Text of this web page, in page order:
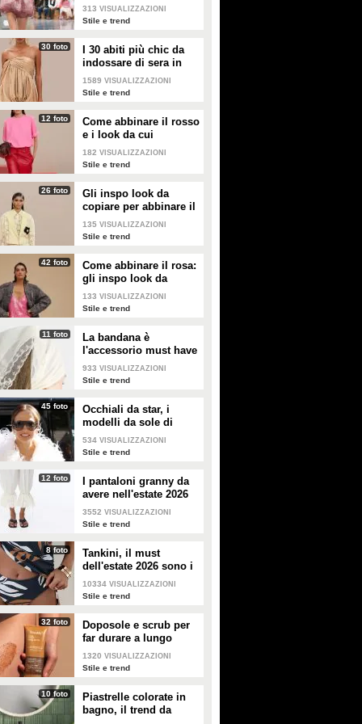
2026 sono quelle a
palloncino
313 VISUALIZZAZIONI
Stile e trend
30 foto
I 30 abiti più chic da
indossare di sera in
estate
1589 VISUALIZZAZIONI
Stile e trend
12 foto
Come abbinare il rosso
e i look da cui
prendere ispirazione
182 VISUALIZZAZIONI
Stile e trend
26 foto
Gli inspo look da
copiare per abbinare il
giallo
135 VISUALIZZAZIONI
Stile e trend
42 foto
Come abbinare il rosa:
gli inspo look da
copiare
133 VISUALIZZAZIONI
Stile e trend
11 foto
La bandana è
l'accessorio must have
dell'estate 2026: i
modelli di tendenza
933 VISUALIZZAZIONI
Stile e trend
45 foto
Occhiali da star, i
modelli da sole di
tendenza per l'estate
2026
534 VISUALIZZAZIONI
Stile e trend
12 foto
I pantaloni granny da
avere nell'estate 2026
3552 VISUALIZZAZIONI
Stile e trend
8 foto
Tankini, il must
dell'estate 2026 sono i
costumi con la canotta
10334 VISUALIZZAZIONI
Stile e trend
32 foto
Doposole e scrub per
far durare a lungo
l'abbronzatura in estate
1320 VISUALIZZAZIONI
Stile e trend
10 foto
Piastrelle colorate in
bagno, il trend da